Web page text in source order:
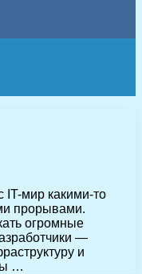
IT-мир какими-то
прорывами.
огромные
—
и
…